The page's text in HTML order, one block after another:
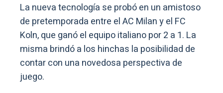
La nueva tecnología se probó en un amistoso
de pretemporada entre el AC Milan y el FC
Koln, que ganó el equipo italiano por 2 a 1. La
misma brindó a los hinchas la posibilidad de
contar con una novedosa perspectiva de
juego.